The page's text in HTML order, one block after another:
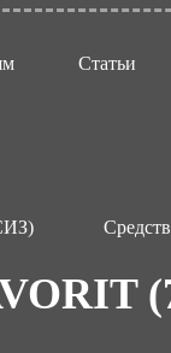
Статьи